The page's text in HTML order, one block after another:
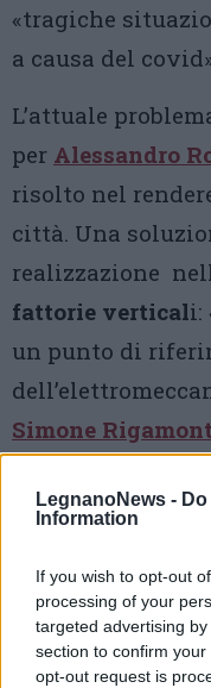
LegnanoNews -
Information
If you wish to opt-out
processing of your
targeted advertising
section to confirm
opt-out request is
«tragiche
a causa del
L’attuale
per Alessandro
risolto nel
città. Una
realizzazione
fattorie verticali:
un punto di
Simone
trovare
lavoro: «Pensare
per le famiglie
permettere